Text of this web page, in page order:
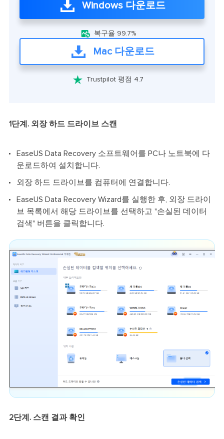
Windows 다운로드
 복구율 99.7%
Mac 다운로드
 Trustpilot 평점 4.7
1단계. 외장 하드 드라이브 스캔
EaseUS Data Recovery 소프트웨어를 PC나 노트북에 다
운로드하여 설치합니다.
외장 하드 드라이브를 컴퓨터에 연결합니다.
EaseUS Data Recovery Wizard를 실행한 후, 외장 드라이
브 목록에서 해당 드라이브를 선택하고 "손실된 데이터
검색" 버튼을 클릭합니다.
2단계. 스캔 결과 확인